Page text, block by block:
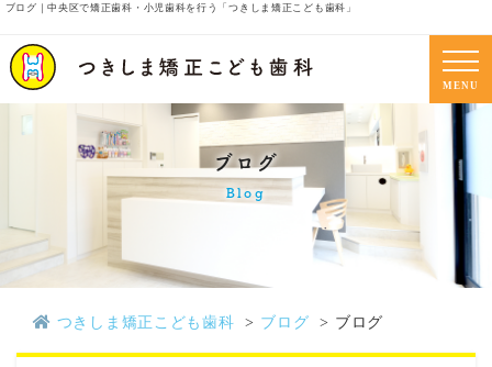
ブログ｜中央区で矯正歯科・小児歯科を行う「つきしま矯正こども歯科」
MENU
ブログ
Blog
つきしま矯正こども歯科 ブログ ブログ